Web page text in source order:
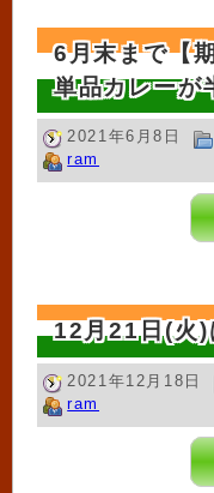
6月末まで【
単品カレーが
2021年6月8日
ram
12月21日(火)
2021年12月18日
ram